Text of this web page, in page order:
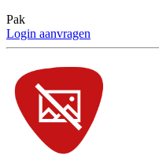
Pak
Login aanvragen